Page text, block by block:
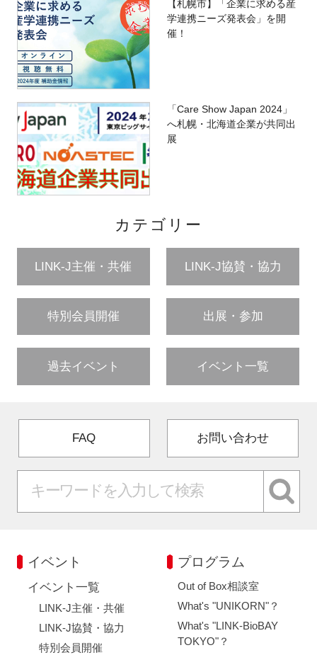
【札幌市】「企業に求める産
学連携ニーズ発表会」を開
催！
「Care Show Japan 2024」
へ札幌・北海道企業が共同出
展
カテゴリー
LINK-J主催・共催 LINK-J協賛・協力
特別会員開催 出展・参加
過去イベント イベント一覧
FAQ お問い合わせ
イベント
イベント一覧
LINK-J主催・共催
LINK-J協賛・協力
特別会員開催
プログラム
Out of Box相談室
What's "UNIKORN"？
What's "LINK-BioBAY
TOKYO"？